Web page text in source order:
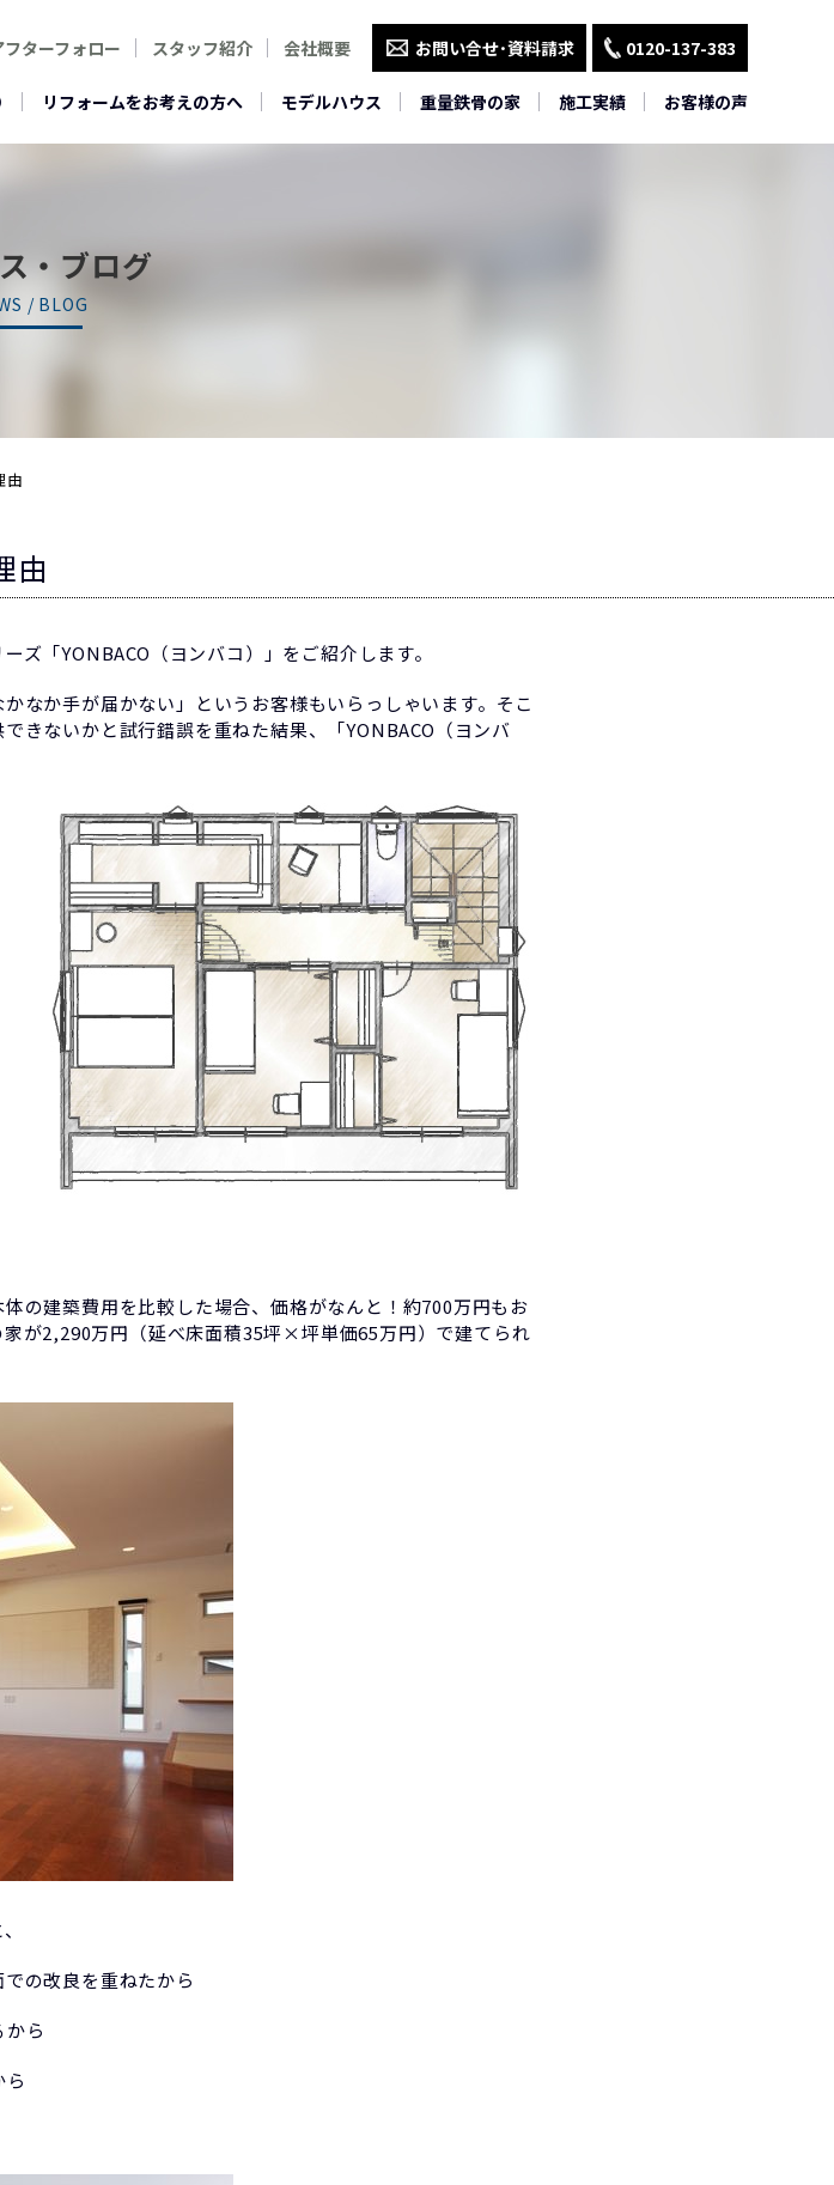
フターフォロー スタッフ紹介 会社概要 お問い合せ･資料請求 0120-137-383
リフォームをお考えの方へ モデルハウス 重量鉄骨の家 施工実績 お客様の声
・ブログ
/ BLOG
由
由
ズ「YONBACO（ヨンバコ）」をご紹介します。
なか手が届かない」というお客様もいらっしゃいます。そこ
きないかと試行錯誤を重ねた結果、「YONBACO（ヨンバ
の建築費用を比較した場合、価格がなんと！約700万円もお
が2,290万円（延べ床面積35坪×坪単価65万円）で建てられ
の改良を重ねたから
ら